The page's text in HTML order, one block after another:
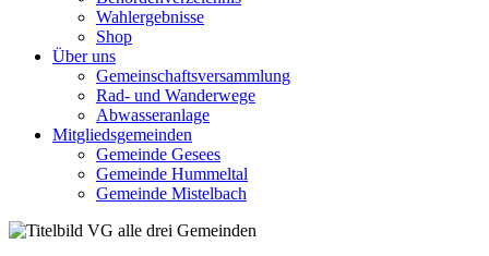
Wahlergebnisse
Shop
Über uns
Gemeinschaftsversammlung
Rad- und Wanderwege
Abwasseranlage
Mitgliedsgemeinden
Gemeinde Gesees
Gemeinde Hummeltal
Gemeinde Mistelbach